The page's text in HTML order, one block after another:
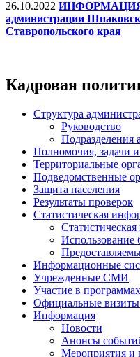
26.10.2022 ИНФОРМАЦИЯ
администрации
Ставропольского края
Кадровая
Структура
Руководство
Подразделения
Полномочия, задачи
Территориальные
Подведомственные
Защита населения
Результаты проверок
Статистическая
Использование
Информационные
Учрежденные СМИ
Участие в
Официальные визиты
Информация
Новости
Анонсы
Мероприятия и